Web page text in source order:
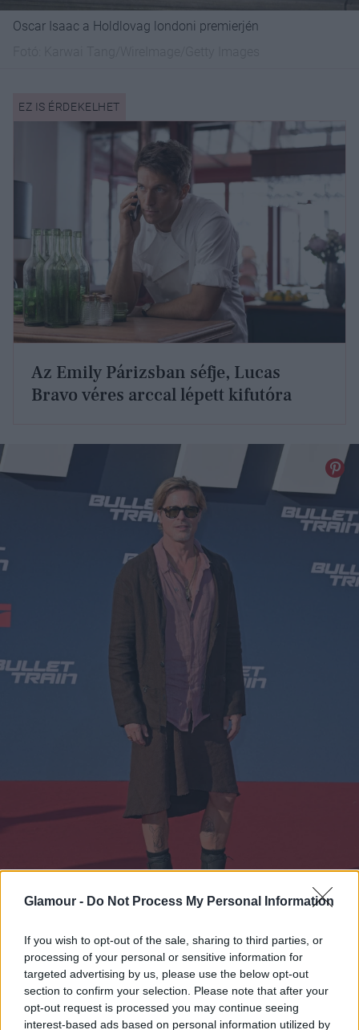
Glamour - Do Not Process My Personal Information
If you wish to opt-out of the sale, sharing to third parties, or
processing of your personal or sensitive information for
targeted advertising by us, please use the below opt-out
section to confirm your selection. Please note that after your
opt-out request is processed you may continue seeing
interest-based ads based on personal information utilized by
Oscar Isaac a Holdlovag londoni premierjén
Az Emily Párizsban séfje, Lucas
Bravo véres arccal lépett kifutóra
Brad Pitt A gyilkos járat berlini premierjén
Fotó:Tristar Media/WireImage/Getty Images